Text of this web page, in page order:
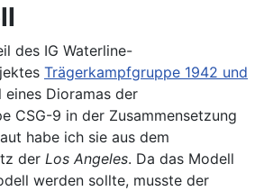
des IG Waterline-
Trägerkampfgruppe 1942 und
eines Dioramas der
CSG-9 in der Zusammensetzung
habe ich sie aus dem
der Los Angeles. Da das Modell
werden sollte, musste der